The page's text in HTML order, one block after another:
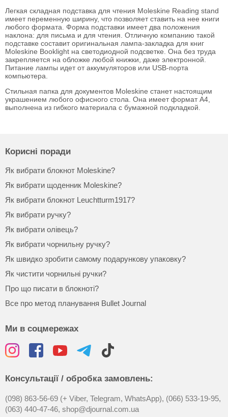
Легкая складная подставка для чтения Moleskine Reading stand
имеет переменную ширину, что позволяет ставить на нее книги
любого формата. Форма подставки имеет два положения
наклона: для письма и для чтения. Отличную компанию такой
подставке составит оригинальная лампа-закладка для книг
Moleskine Booklight на светодиодной подсветке. Она без труда
закрепляется на обложке любой книжки, даже электронной.
Питание лампы идет от аккумуляторов или USB-порта
компьютера.
Стильная папка для документов Moleskine станет настоящим
украшением любого офисного стола. Она имеет формат А4,
выполнена из гибкого материала с бумажной подкладкой.
Корисні поради
Як вибрати блокнот Moleskine?
Як вибрати щоденник Moleskine?
Як вибрати блокнот Leuchtturm1917?
Як вибрати ручку?
Як вибрати олівець?
Як вибрати чорнильну ручку?
Як швидко зробити самому подарункову упаковку?
Як чистити чорнильні ручки?
Про що писати в блокноті?
Все про метод планування Bullet Journal
Ми в соцмережах
Консультації / обробка замовлень:
(098) 863-56-69 (+ Viber, Telegram, WhatsApp), (066) 533-19-95,
(063) 440-47-46, shop@djournal.com.ua